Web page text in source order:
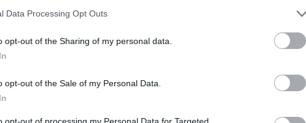
Data Processing Opt Outs
opt-out of the Sharing of my personal data.
opt-out of the Sale of my Personal Data.
opt-out of processing my Personal Data for Targeted
μην μένεις στο σκοτάδι... ακολούθησε το Flash.gr